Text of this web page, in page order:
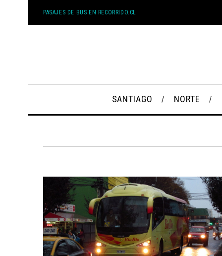
PASAJES DE BUS EN RECORRIDO.CL
SANTIAGO NORTE